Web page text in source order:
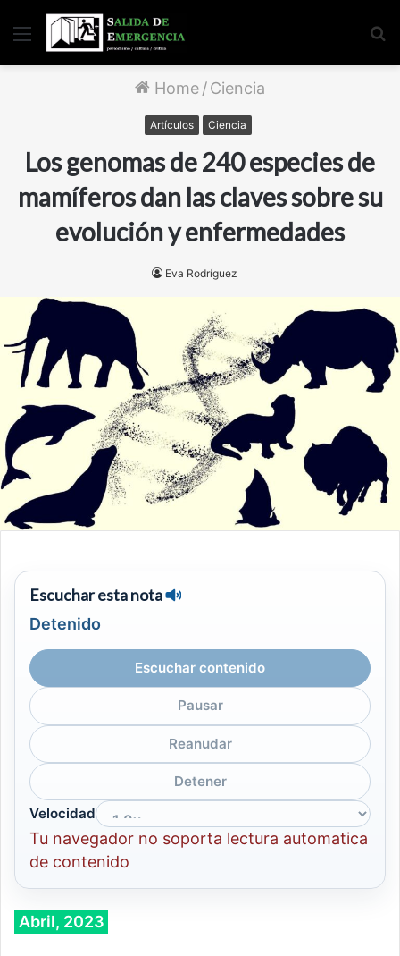
Menu
Home/Ciencia
Artículos Ciencia
Los genomas de 240 especies de
mamíferos dan las claves sobre su
evolución y enfermedades
Eva Rodríguez
Escuchar esta nota
Detenido
Escuchar contenido
Pausar
Reanudar
Detener
Velocidad
Tu navegador no soporta lectura automatica
de contenido
Abril, 2023